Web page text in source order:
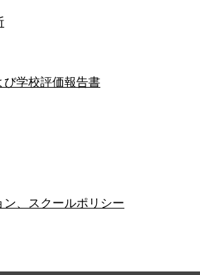
学校評価報告書
、スクールポリシー